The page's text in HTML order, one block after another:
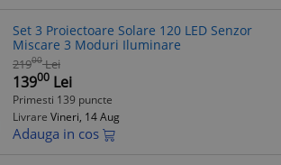
Set 3 Proiectoare Solare 120 LED Senzor
Miscare 3 Moduri Iluminare
21900 Lei
13900 Lei
Primesti 139 puncte
Livrare Vineri, 14 Aug
Adauga in cos